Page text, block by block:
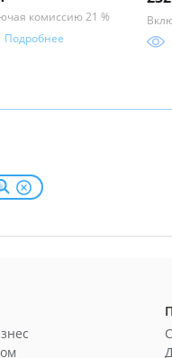
и
212х347мм,
комиссию 21 %
Подробнее